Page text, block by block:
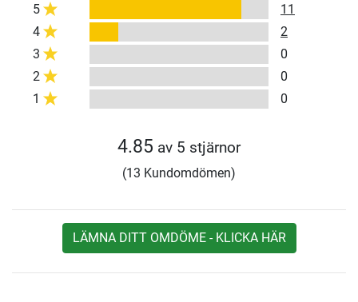
5
11
4
2
3
0
2
0
1
0
4.85 av 5 stjärnor
(13 Kundomdömen)
LÄMNA DITT OMDÖME - KLICKA HÄR